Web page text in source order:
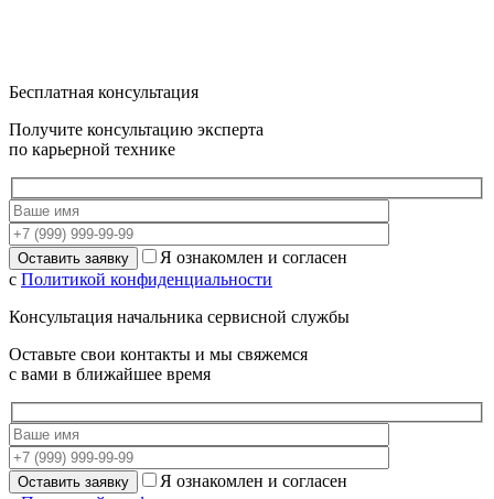
Бесплатная консультация
Получите консультацию эксперта
по карьерной технике
Я ознакомлен и согласен
с Политикой конфиденциальности
Консультация начальника сервисной службы
Оставьте свои контакты и мы свяжемся
с вами в ближайшее время
Я ознакомлен и согласен